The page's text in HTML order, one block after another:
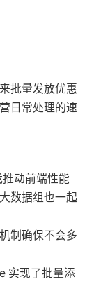
批量发放优惠
日常处理的速
推动前端性能
数据组也一起
制确保不会多
实现了批量添